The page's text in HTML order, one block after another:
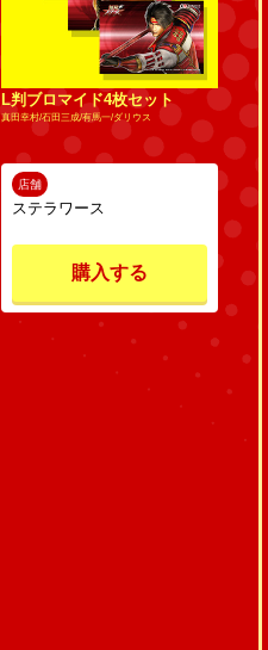
L判ブロマイド4枚セット
真田幸村/石田三成/有馬一/ダリウス
店舗
ステラワース
購入する